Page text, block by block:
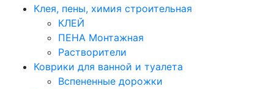
Клея, пены, химия строительная
КЛЕЙ
ПЕНА Монтажная
Растворители
Коврики для ванной и туалета
Вспененные дорожки